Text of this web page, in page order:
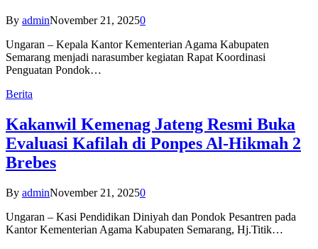
By adminNovember 21, 20250
Ungaran – Kepala Kantor Kementerian Agama Kabupaten
Semarang menjadi narasumber kegiatan Rapat Koordinasi
Penguatan Pondok…
Berita
Kakanwil Kemenag Jateng Resmi Buka
Evaluasi Kafilah di Ponpes Al-Hikmah 2
Brebes
By adminNovember 21, 20250
Ungaran – Kasi Pendidikan Diniyah dan Pondok Pesantren pada
Kantor Kementerian Agama Kabupaten Semarang, Hj.Titik…